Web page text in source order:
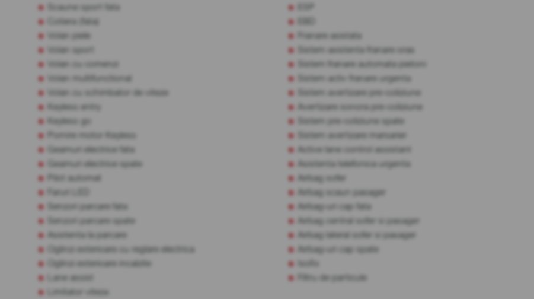
Scaune sport fata
Cotiera (fata)
Volan piele
Volan sport
Volan cu comenzi
Volan multifunctional
Volan cu schimbator de viteze
Keyless entry
Keyless go
Pornire motor Keyless
Geamuri electrice fata
Geamuri electrice spate
Pilot automat
Faruri LED
Senzori parcare fata
Senzori parcare spate
Asistenta la parcare
Oglinzi exterioare cu reglare electrica
Oglinzi exterioare incalzite
Lane assist
Limitator viteza
EBD
Franare asistata
Sistem asistenta franare oras
Sistem franare automata pietoni
Sistem activ franare urgenta
Sistem avertizare pre-coliziune
Avertizare sonora pre-coliziune
Sistem pre-coliziune spate
Sistem avertizare marsarier
Active lane control assistant
Asistenta telefonica urgenta
Airbag sofer
Airbag scaun pasager
Airbag-uri cap fata
Airbag central sofer si pasager
Airbag lateral sofer si pasager
Airbag-uri cap spate
Isofix
Filtru de particule